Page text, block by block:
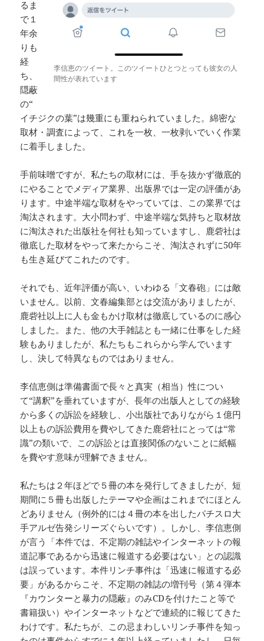
李信恵のツイート。このツイートひとつとっても彼女の人
間性が表れています
るま
で１
年余
りも
経
ち、
隠蔽
の“
イチジクの葉”は幾重にも重ねられていました。綿密な
取材・調査によって、これを一枚、一枚剥いでいく作業
に着手しました。
手前味噌ですが、私たちの取材には、手を抜かず徹底的
にやることでメディア業界、出版界では一定の評価があ
ります。中途半端な取材をやっていては、この業界では
淘汰されます。大小問わず、中途半端な気持ちと取材故
に淘汰された出版社を何社も知っていますし、鹿砦社は
徹底した取材をやって来たからこそ、淘汰されずに50年
も生き延びてこれたのです。
それでも、近年評価が高い、いわゆる「文春砲」には敵
いません。以前、文春編集部とは交流がありましたが、
鹿砦社以上に人も金もかけ取材は徹底しているのに感心
しました。また、他の大手雑誌とも一緒に仕事をした経
験もありましたが、私たちもこれらから学んでいます
し、決して特異なものではありません。
李信恵側は準備書面で長々と真実（相当）性につい
て“講釈”を垂れていますが、長年の出版人としての経験
から多くの訴訟を経験し、小出版社でありながら１億円
以上もの訴訟費用を費やしてきた鹿砦社にとっては“常
識”の類いで、この訴訟とは直接関係のないことに紙幅
を費やす意味が理解できません。
私たちは２年ほどで５冊の本を発行してきましたが、短
期間に５冊も出版したテーマや企画はこれまでにほとん
どありません（例外的には４冊の本を出したパチスロ大
手アルゼ告発シリーズぐらいです）。しかし、李信恵側
が言う「本件では、不定期の雑誌やインターネットの報
道記事であるから迅速に報道する必要はない」との認識
は誤っています。本件リンチ事件は「迅速に報道する必
要」があるからこそ、不定期の雑誌の増刊号（第４弾本
『カウンターと暴力の隠蔽』のみCDを付けたこと等で
書籍扱い）やインターネットなどで連続的に報じてきた
わけです。私たちが、この忌まわしいリンチ事件を知っ